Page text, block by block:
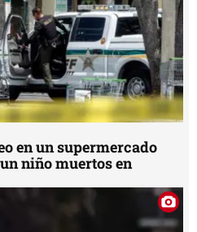
en un supermercado
niño muertos en